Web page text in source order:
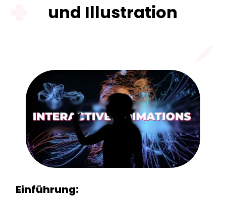
und Illustration
Einführung: